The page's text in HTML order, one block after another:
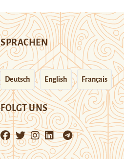
SPRACHEN
Deutsch English Français
FOLGT UNS